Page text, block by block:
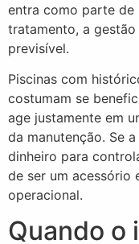
entra como parte de
tratamento, a
previsível.
Piscinas com
costumam se
age justamente em
da manutenção. Se
dinheiro para
de ser um acessório
operacional.
Quando o